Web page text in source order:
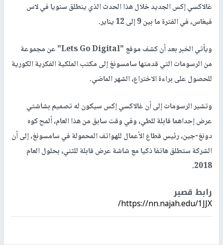
غالاكسي إكس الجديد خلال هذا الحدث الذي ينطلق سنويا في لاس
فيغاس، في الفترة ما بين 9 إلى 12 يناير.
ويأتي الخبر بعد أن كشف موقع "Lets Go Digital" عن مجموعة
من الرسومات التي قدمتها سامسونغ إلى مكتب الملكية الفكرية الكورية
للحصول على براءة الاختراع، الشهر الماضي.
وتشير الرسومات إلى أن غالاكسي إكس سيكون له تصميم بشاشتي
عرض إحداهما قابلة للطي، وفي وقت سابق من هذا العام، ألمح كوه
دونغ-جين، رئيس قطاع الأعمال للهواتف المحمولة في سامسونغ، إلى أن
الشركة ستطلق هاتفا ذكيا مع شاشة عرض قابلة للثني، بحلول العام
2018.
رابط قصير
https://nn.najah.edu/1JJX/